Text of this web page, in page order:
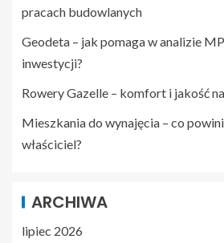
pracach budowlanych
Geodeta – jak pomaga w analizie
inwestycji?
Rowery Gazelle – komfort i jakość
Mieszkania do wynajęcia – co
właściciel?
ARCHIWA
lipiec 2026